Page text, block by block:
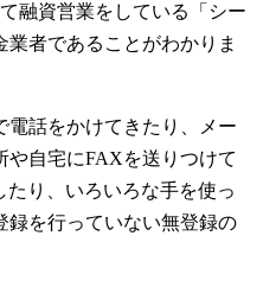
融資営業をしている「シー
者であることがわかりま
電話をかけてきたり、メー
や自宅にFAXを送りつけて
たり、いろいろな手を使っ
録を行っていない無登録の